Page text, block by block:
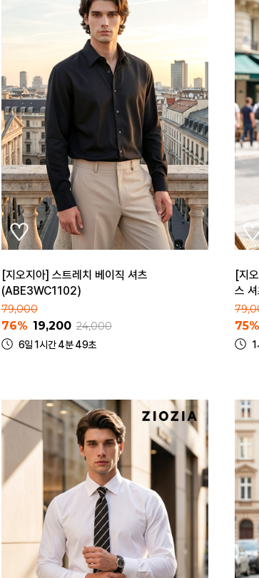
[지오지아] 스트레치 베이직 셔츠
(ABE3WC1102)
79,000
76% 19,200 24,000
6일 1시간 4분 49초
[지
스
75%